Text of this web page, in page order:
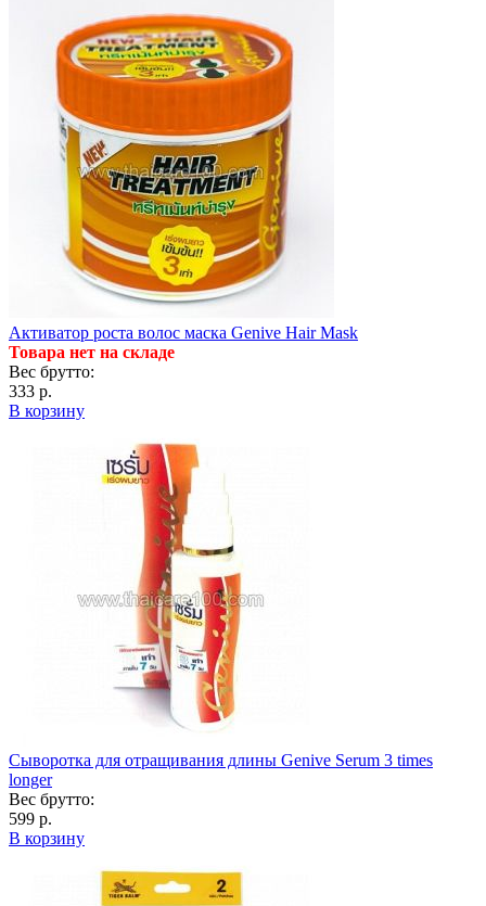
Активатор роста волос маска Genive Hair Mask
Товара нет на складе
Вес брутто:
333 р.
В корзину
Сыворотка для отращивания длины Genive Serum 3 times
longer
Вес брутто:
599 р.
В корзину